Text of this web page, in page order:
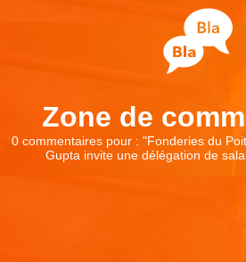
Zone de
0 commentaires pour : "Fonderies du
Gupta invite une délégation de